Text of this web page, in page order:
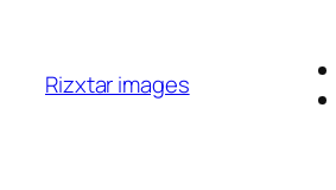
Rizxtar images